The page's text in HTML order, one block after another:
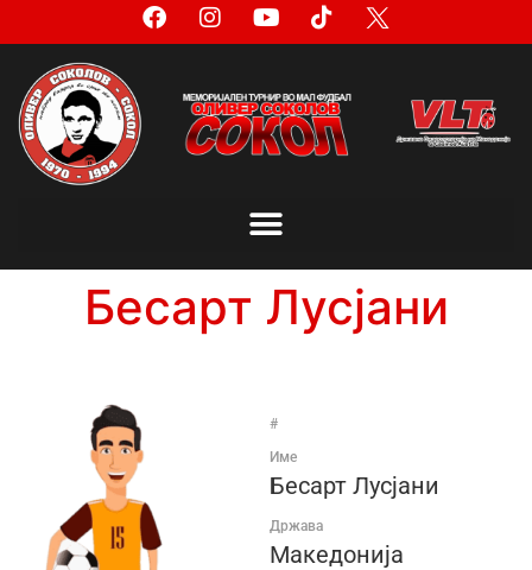
Бесарт Лусјани
#
Име
Бесарт Лусјани
Држава
Македонија